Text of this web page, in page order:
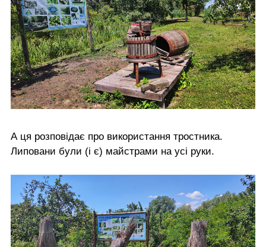
А ця розповідає про використання тростника.
Липовани були (і є) майстрами на усі руки.